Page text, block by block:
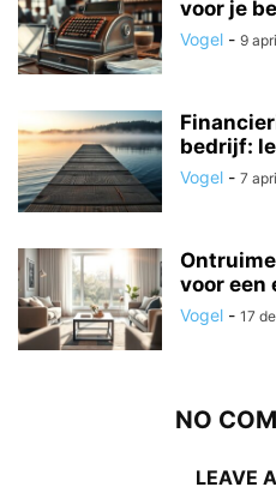
voor je
Vogel - 9
bedrijf:
Vogel - 7
voor een
Vogel - 17
NO
LEAVE